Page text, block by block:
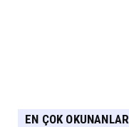
EN ÇOK OKUNANLAR